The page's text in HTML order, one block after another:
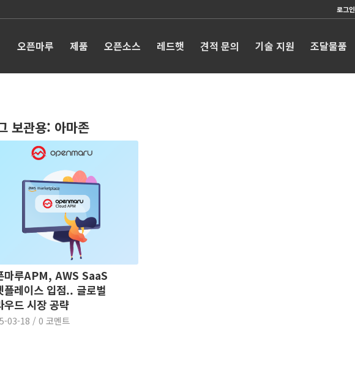
로그인
오픈마루 제품 오픈소스 레드햇 견적 문의 기술 지원 조달물품
보관용: 아마존
마루APM, AWS SaaS
플레이스 입점.. 글로벌
우드 시장 공략
03-18 / 0 코멘트